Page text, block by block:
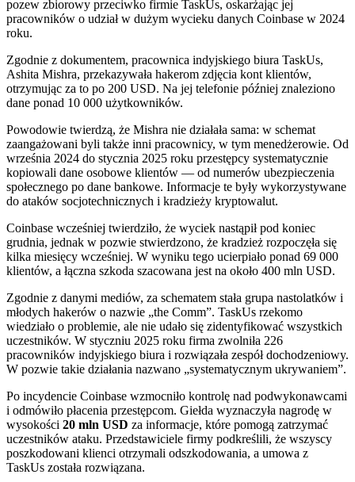
pozew zbiorowy przeciwko firmie TaskUs, oskarżając jej
pracowników o udział w dużym wycieku danych Coinbase w 2024
roku.
Zgodnie z dokumentem, pracownica indyjskiego biura TaskUs,
Ashita Mishra, przekazywała hakerom zdjęcia kont klientów,
otrzymując za to po 200 USD. Na jej telefonie później znaleziono
dane ponad 10 000 użytkowników.
Powodowie twierdzą, że Mishra nie działała sama: w schemat
zaangażowani byli także inni pracownicy, w tym menedżerowie. Od
września 2024 do stycznia 2025 roku przestępcy systematycznie
kopiowali dane osobowe klientów — od numerów ubezpieczenia
społecznego po dane bankowe. Informacje te były wykorzystywane
do ataków socjotechnicznych i kradzieży kryptowalut.
Coinbase wcześniej twierdziło, że wyciek nastąpił pod koniec
grudnia, jednak w pozwie stwierdzono, że kradzież rozpoczęła się
kilka miesięcy wcześniej. W wyniku tego ucierpiało ponad 69 000
klientów, a łączna szkoda szacowana jest na około 400 mln USD.
Zgodnie z danymi mediów, za schematem stała grupa nastolatków i
młodych hakerów o nazwie „the Comm”. TaskUs rzekomo
wiedziało o problemie, ale nie udało się zidentyfikować wszystkich
uczestników. W styczniu 2025 roku firma zwolniła 226
pracowników indyjskiego biura i rozwiązała zespół dochodzeniowy.
W pozwie takie działania nazwano „systematycznym ukrywaniem”.
Po incydencie Coinbase wzmocniło kontrolę nad podwykonawcami
i odmówiło płacenia przestępcom. Giełda wyznaczyła nagrodę w
wysokości 20 mln USD za informacje, które pomogą zatrzymać
uczestników ataku. Przedstawiciele firmy podkreślili, że wszyscy
poszkodowani klienci otrzymali odszkodowania, a umowa z
TaskUs została rozwiązana.